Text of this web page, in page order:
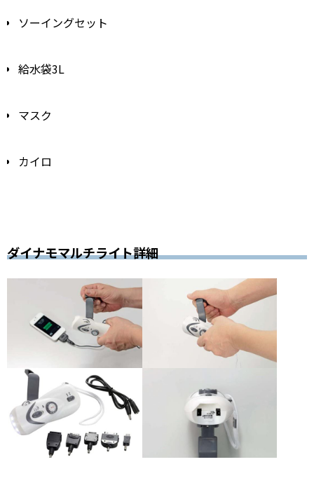
ソーイングセット
給水袋3L
マスク
カイロ
ダイナモマルチライト詳細